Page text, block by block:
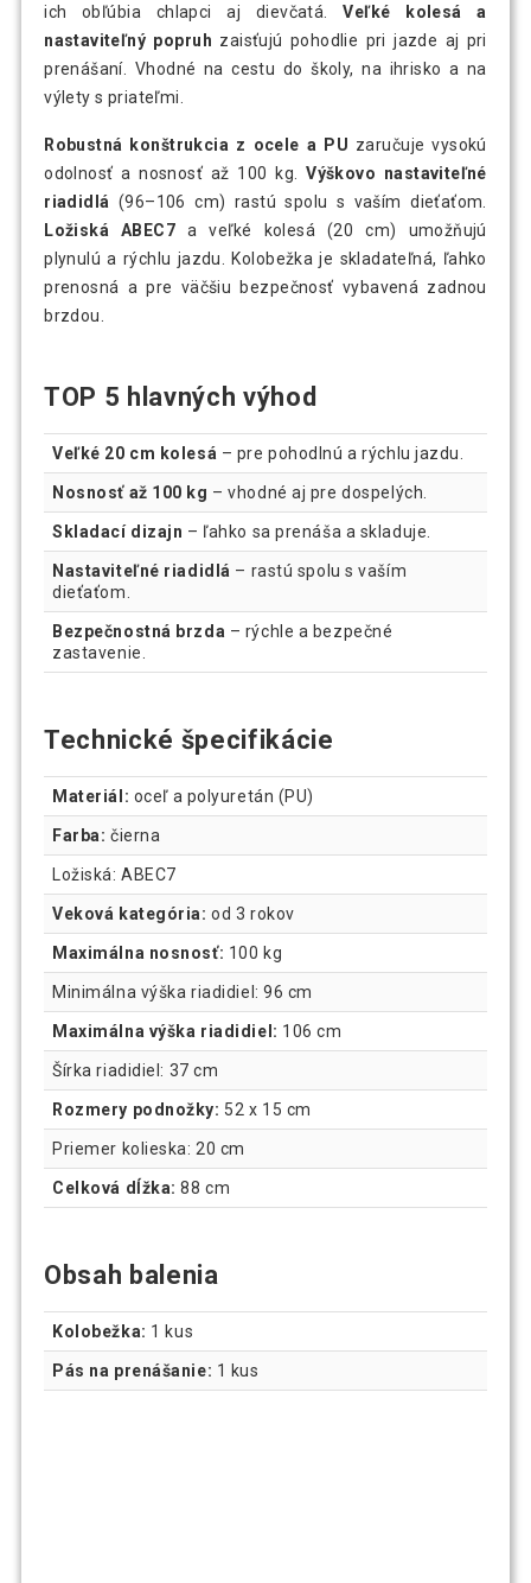
ich obľúbia chlapci aj dievčatá.Veľké kolesá a
nastaviteľný popruh zaisťujú pohodlie pri jazde aj pri
prenášaní. Vhodné na cestu do školy, na ihrisko a na
výlety s priateľmi.
Robustná konštrukcia z ocele a PU zaručuje vysokú
odolnosť a nosnosť až 100 kg.Výškovo nastaviteľné
riadidlá (96–106 cm) rastú spolu s vaším dieťaťom.
Ložiská ABEC7 a veľké kolesá (20 cm) umožňujú
plynulú a rýchlu jazdu. Kolobežka je skladateľná, ľahko
prenosná a pre väčšiu bezpečnosť vybavená zadnou
brzdou.
TOP 5 hlavných výhod
Veľké 20 cm kolesá – pre pohodlnú a rýchlu jazdu.
Nosnosť až 100 kg – vhodné aj pre dospelých.
Skladací dizajn – ľahko sa prenáša a skladuje.
Nastaviteľné riadidlá – rastú spolu s vaším
dieťaťom.
Bezpečnostná brzda – rýchle a bezpečné
zastavenie.
Technické špecifikácie
Materiál: oceľ a polyuretán (PU)
Farba: čierna
Ložiská: ABEC7
Veková kategória: od 3 rokov
Maximálna nosnosť: 100 kg
Minimálna výška riadidiel: 96 cm
Maximálna výška riadidiel: 106 cm
Šírka riadidiel: 37 cm
Rozmery podnožky: 52 x 15 cm
Priemer kolieska: 20 cm
Celková dĺžka: 88 cm
Obsah balenia
Kolobežka: 1 kus
Pás na prenášanie: 1 kus